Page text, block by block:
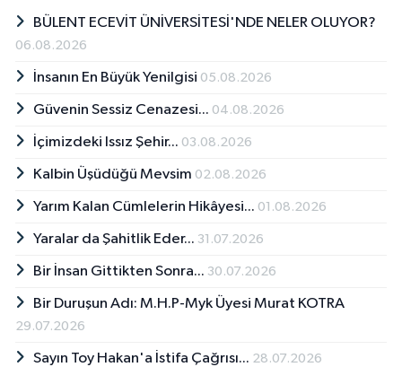
BÜLENT ECEVİT ÜNİVERSİTESİ'NDE NELER OLUYOR?
06.08.2026
İnsanın En Büyük Yenilgisi 05.08.2026
Güvenin Sessiz Cenazesi... 04.08.2026
İçimizdeki Issız Şehir... 03.08.2026
Kalbin Üşüdüğü Mevsim 02.08.2026
Yarım Kalan Cümlelerin Hikâyesi... 01.08.2026
Yaralar da Şahitlik Eder... 31.07.2026
Bir İnsan Gittikten Sonra... 30.07.2026
Bir Duruşun Adı: M.H.P-Myk Üyesi Murat KOTRA
29.07.2026
Sayın Toy Hakan'a İstifa Çağrısı... 28.07.2026